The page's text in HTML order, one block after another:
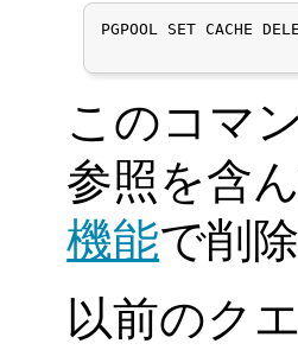
PGPOOL SET CACHE
このコマ
参照を含
機能で削
以前のク